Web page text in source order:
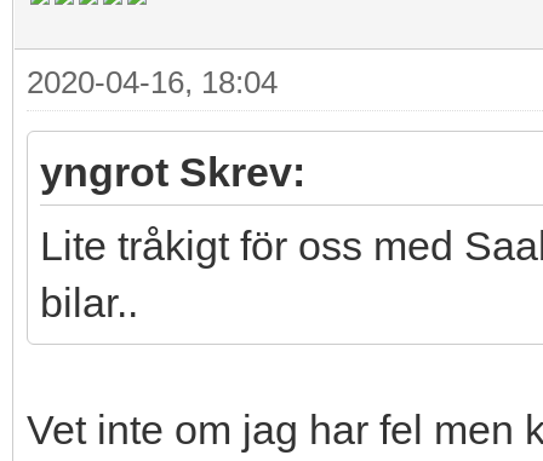
2020-04-16, 18:04
yngrot Skrev:
Lite tråkigt för oss med
bilar..
Vet inte om jag har fel men